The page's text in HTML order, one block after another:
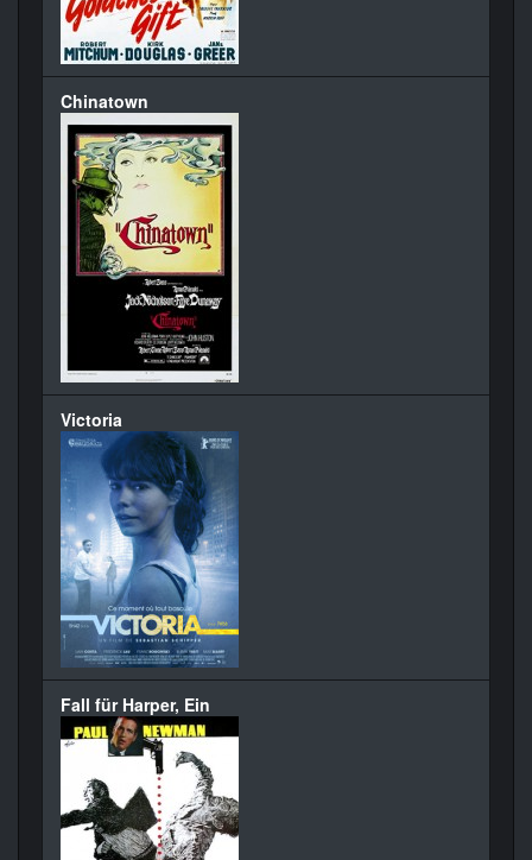
Chinatown
Victoria
Fall für Harper, Ein